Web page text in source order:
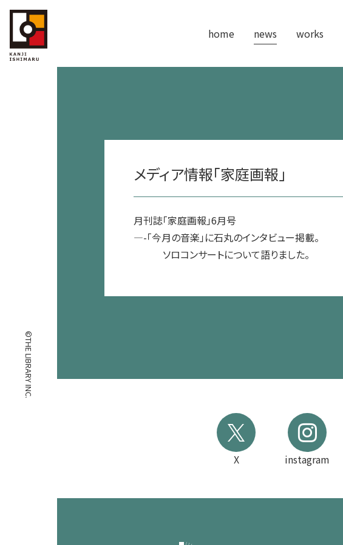
home news works
メディア情報「家庭画報」
月刊誌「家庭画報」6月号
—-「今月の音楽」に石丸のインタビュー掲載。
ソロコンサートについて語りました。
X instagram
©THE LIBRARY INC.